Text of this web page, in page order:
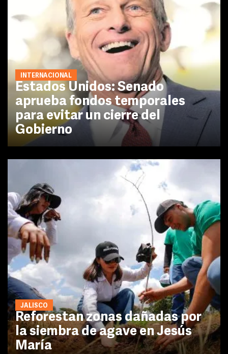
INTERNACIONAL
Estados Unidos: Senado
aprueba fondos temporales
para evitar un cierre del
Gobierno
JALISCO
Reforestan zonas dañadas por
la siembra de agave en Jesús
María